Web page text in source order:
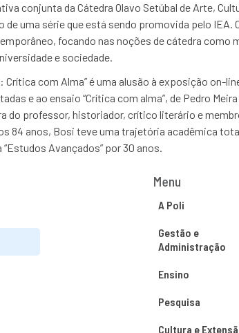
conjunta da Cátedra Olavo Setúbal de Arte,
uma série que está sendo promovida pelo
focando nas noções de cátedra como
e sociedade.
Crítica com Alma” é uma alusão à exposição on-
e ao ensaio “Crítica com alma”, de Pedro
do professor, historiador, crítico literário e
84 anos, Bosi teve uma trajetória acadêmica
Avançados” por 30 anos.
Menu
A Poli
Gestão e
Administração
Ensino
Pesquisa
Cultura e